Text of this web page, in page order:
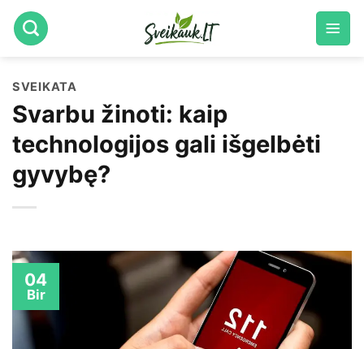
Skip
to
SVEIKATA
Svarbu žinoti: kaip
technologijos gali išgelbėti
gyvybę?
04
Bir